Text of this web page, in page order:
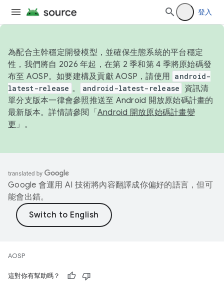
登入
為配合主幹穩定開發模型，並確保生態系統的平台穩定
性，我們將自 2026 年起，在第 2 季和第 4 季將原始碼發
布至 AOSP。如要建構及貢獻 AOSP，請使用 android-
latest-release 。 android-latest-release
資訊清
單分支版本一律會參照推送至 Android 開放原始碼計畫的
最新版本。詳情請參閱「 Android 開放原始碼計畫變
更 」。
Google 會運用 AI 技術將內容翻譯成你偏好的語言，但可
能會出錯。
AOSP
這對你有幫助嗎？